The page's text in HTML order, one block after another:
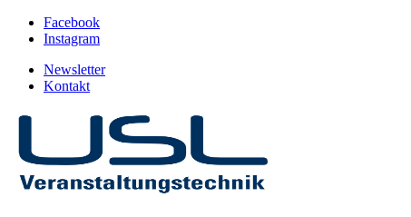
Facebook
Instagram
Newsletter
Kontakt